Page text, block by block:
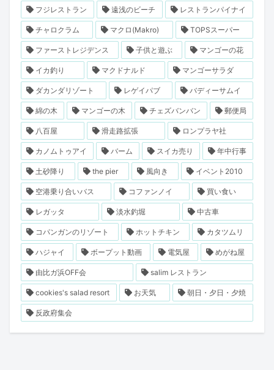
フジレストラン 遠浅のビーチ レストランパイナイ
チャロクラム マクロ(Makro) TOPSスーパー
ファーストレジデンス 子供と遊ぶ マンゴーの花
イカ釣り マクドナルド マンゴーサラダ
ダカンダリゾート レゲイパブ バディーサムイ
綿の木 マンゴーの木 チェズバンバン 郵便局
八百屋 滑走路拡張 ロンプラヤ社
カノムトゥアイ バーム スイカ売り 年中行事
土砂降り the pier 風向き イベント2010
空港乗り合いバス コファンノイ 買い食い
レガッタ 淡水釣堀 中古車
コパンガンのリゾート ホットチキン カタツムリ
ハジャイ ボープット動画 電気屋 めがね屋
由比ガ浜OFF会 salim レストラン
cookies's salad resort お天気 朝日・夕日・夕焼
反政府集会